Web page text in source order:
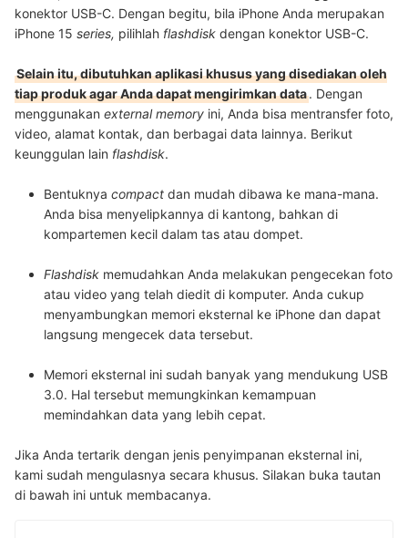
konektor USB-C. Dengan begitu, bila iPhone Anda merupakan
iPhone 15 series, pilihlah flashdisk dengan konektor USB-C.
Selain itu, dibutuhkan aplikasi khusus yang disediakan oleh
tiap produk agar Anda dapat mengirimkan data. Dengan
menggunakan external memory ini, Anda bisa mentransfer foto,
video, alamat kontak, dan berbagai data lainnya. Berikut
keunggulan lain flashdisk.
Bentuknya compact dan mudah dibawa ke mana-mana.
Anda bisa menyelipkannya di kantong, bahkan di
kompartemen kecil dalam tas atau dompet.
Flashdisk memudahkan Anda melakukan pengecekan foto
atau video yang telah diedit di komputer. Anda cukup
menyambungkan memori eksternal ke iPhone dan dapat
langsung mengecek data tersebut.
Memori eksternal ini sudah banyak yang mendukung USB
3.0. Hal tersebut memungkinkan kemampuan
memindahkan data yang lebih cepat.
Jika Anda tertarik dengan jenis penyimpanan eksternal ini,
kami sudah mengulasnya secara khusus. Silakan buka tautan
di bawah ini untuk membacanya.